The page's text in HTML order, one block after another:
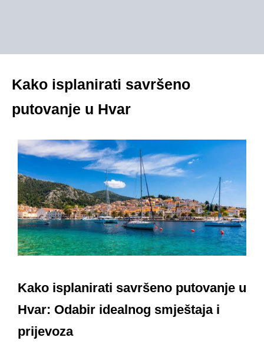
Kako isplanirati savršeno
putovanje u Hvar
Kako isplanirati savršeno putovanje u
Hvar: Odabir idealnog smještaja i
prijevoza